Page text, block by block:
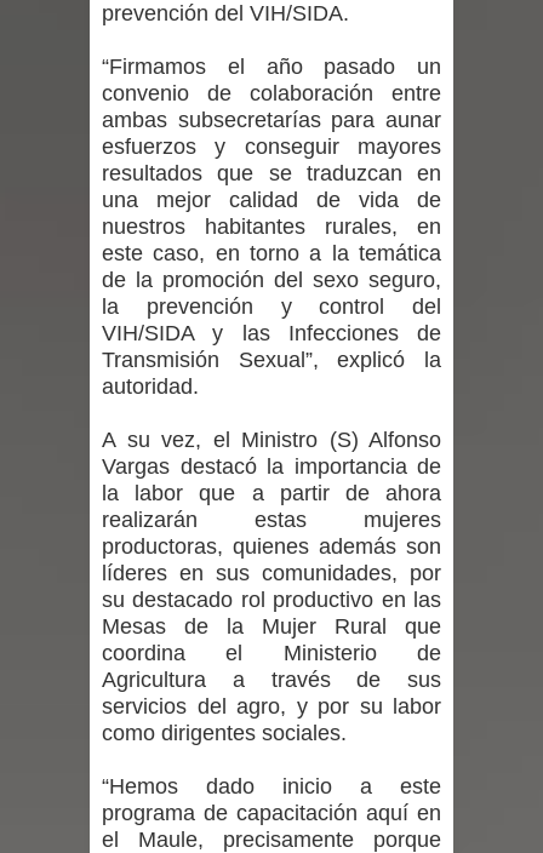
por las culturas japonesa y coreana
Renuncia del seremi Minvu en el
Maule golpea al Gobierno en medio de
denuncias por viviendas sociales en
Talca
Diputado Jorge Guzmán rechaza
proyecto de interconexión eléctrica
en la alta cordillera del Maule por su
INDAP entregó $189 millones en
incentivos a usuarios de PRODESAL
de la provincia de Linares
Municipalidad de Curicó apuesta a la
innovación en tecnología educativa
con nuevas pantallas interactivas del
Colegio El Boldo
Municipalidad de Curicó inició
prevención del VIH/SIDA.
“Firmamos el año pasado un
convenio de colaboración entre
ambas subsecretarías para aunar
esfuerzos y conseguir mayores
resultados que se traduzcan en
una mejor calidad de vida de
nuestros habitantes rurales, en
este caso, en torno a la temática
de la promoción del sexo seguro,
la prevención y control del
VIH/SIDA y las Infecciones de
Transmisión Sexual”, explicó la
autoridad.
A su vez, el Ministro (S) Alfonso
Vargas destacó la importancia de
la labor que a partir de ahora
realizarán estas mujeres
productoras, quienes además son
líderes en sus comunidades, por
su destacado rol productivo en las
Mesas de la Mujer Rural que
coordina el Ministerio de
Agricultura a través de sus
servicios del agro, y por su labor
como dirigentes sociales.
“Hemos dado inicio a este
programa de capacitación aquí en
el Maule, precisamente porque